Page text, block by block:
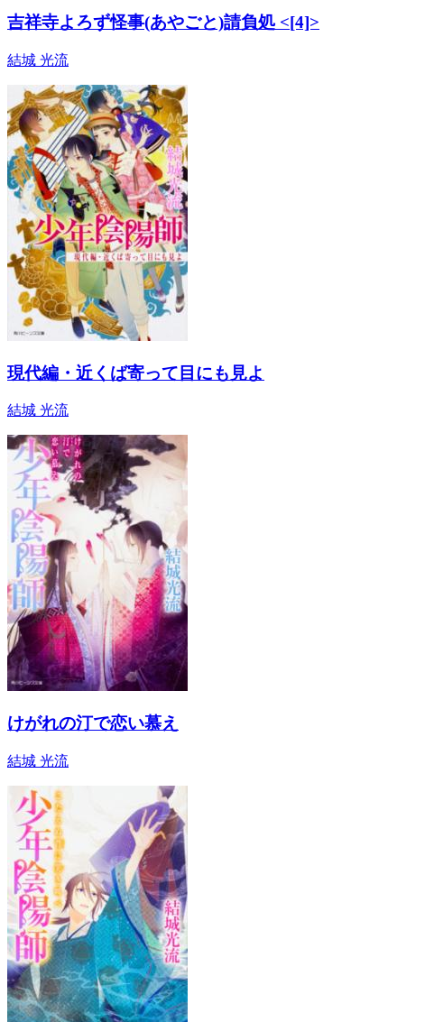
吉祥寺よろず怪事(あやごと)請負処 <[4]>
結城 光流
現代編・近くば寄って目にも見よ
結城 光流
けがれの汀で恋い慕え
結城 光流